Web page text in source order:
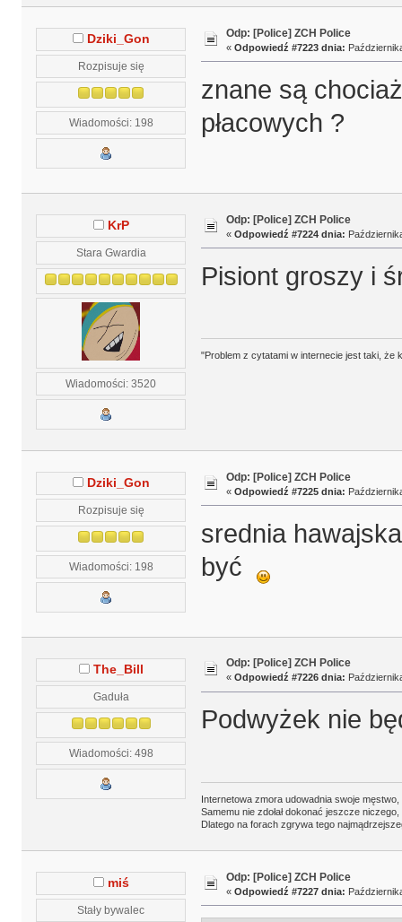
Dziki_Gon
Rozpisuje się
Wiadomości: 198
Odp: [Police] ZCH Police
« Odpowiedź #7223 dnia:
znane są
płacowych ?
KrP
Stara Gwardia
Wiadomości: 3520
Odp: [Police] ZCH Police
« Odpowiedź #7224 dnia:
Pisiont groszy i
"Problem z cytatami w internecie jest taki, że
Dziki_Gon
Rozpisuje się
Wiadomości: 198
Odp: [Police] ZCH Police
« Odpowiedź #7225 dnia:
srednia
być
The_Bill
Gaduła
Wiadomości: 498
Odp: [Police] ZCH Police
« Odpowiedź #7226 dnia:
Podwyżek nie
Internetowa zmora udowadnia swoje męstwo,
Samemu nie zdołał dokonać jeszcze niczego,
Dlatego na forach zgrywa tego
miś
Stały bywalec
Odp: [Police] ZCH Police
« Odpowiedź #7227 dnia: